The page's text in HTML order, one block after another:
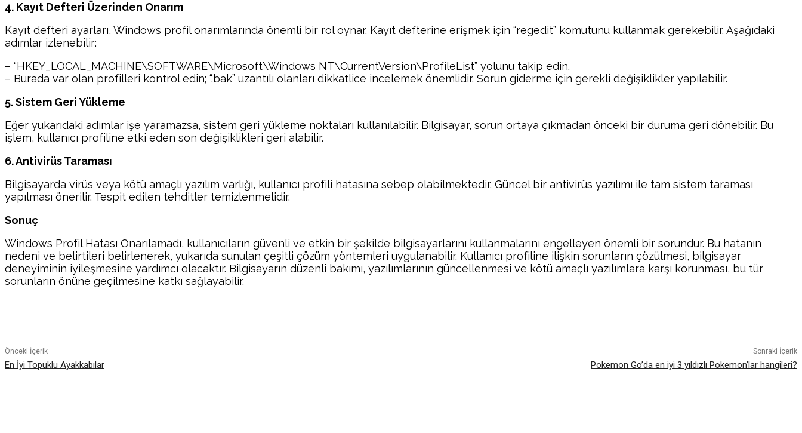
4. Kayıt Defteri Üzerinden Onarım
Kayıt defteri ayarları, Windows profil onarımlarında önemli bir rol oynar. Kayıt defterine erişmek için “regedit” komutunu kullanmak gerekebilir. Aşağıdaki
adımlar izlenebilir:
– “HKEY_LOCAL_MACHINE\SOFTWARE\Microsoft\Windows NT\CurrentVersion\ProfileList” yolunu takip edin.
– Burada var olan profilleri kontrol edin; “.bak” uzantılı olanları dikkatlice incelemek önemlidir. Sorun giderme için gerekli değişiklikler yapılabilir.
5. Sistem Geri Yükleme
Eğer yukarıdaki adımlar işe yaramazsa, sistem geri yükleme noktaları kullanılabilir. Bilgisayar, sorun ortaya çıkmadan önceki bir duruma geri dönebilir. Bu
işlem, kullanıcı profiline etki eden son değişiklikleri geri alabilir.
6. Antivirüs Taraması
Bilgisayarda virüs veya kötü amaçlı yazılım varlığı, kullanıcı profili hatasına sebep olabilmektedir. Güncel bir antivirüs yazılımı ile tam sistem taraması
yapılması önerilir. Tespit edilen tehditler temizlenmelidir.
Sonuç
Windows Profil Hatası Onarılamadı, kullanıcıların güvenli ve etkin bir şekilde bilgisayarlarını kullanmalarını engelleyen önemli bir sorundur. Bu hatanın
nedeni ve belirtileri belirlenerek, yukarıda sunulan çeşitli çözüm yöntemleri uygulanabilir. Kullanıcı profiline ilişkin sorunların çözülmesi, bilgisayar
deneyiminin iyileşmesine yardımcı olacaktır. Bilgisayarın düzenli bakımı, yazılımlarının güncellenmesi ve kötü amaçlı yazılımlara karşı korunması, bu tür
sorunların önüne geçilmesine katkı sağlayabilir.
Önceki İçerik
En İyi Topuklu Ayakkabılar
Sonraki İçerik
Pokemon Go’da en iyi 3 yıldızlı Pokemon’lar hangileri?